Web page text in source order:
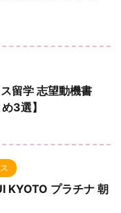
留学 志望動機書
3選】
KYOTO プラチナ 朝